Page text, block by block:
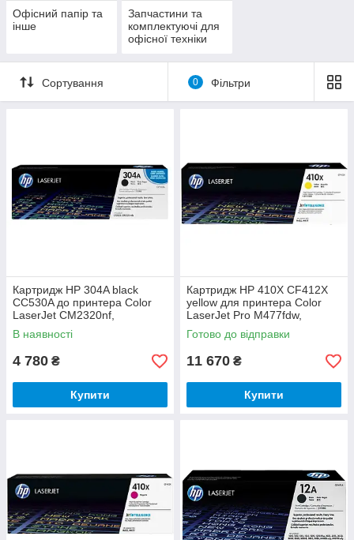
Офісний папір та
інше
Запчастини та
комплектуючі для
офісної техніки
Сортування 0 Фільтри
Картридж HP 304A black
CC530A до принтера Color
LaserJet CM2320nf,
CM2320fxi, CP2025dn,
CP2025n
В наявності
4 780 ₴
Купити
Картридж HP 410X CF412X
yellow для принтера Color
LaserJet Pro M477fdw,
M452dn, M452nw, M477fdn,
M477fnw, M377dw, M377fdw
Готово до відправки
11 670 ₴
Купити